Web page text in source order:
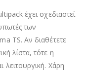
έχει σχεδιαστεί
των
TS. Αν διαθέτετε
λίστα, τότε η
λειτουργική. Χάρη